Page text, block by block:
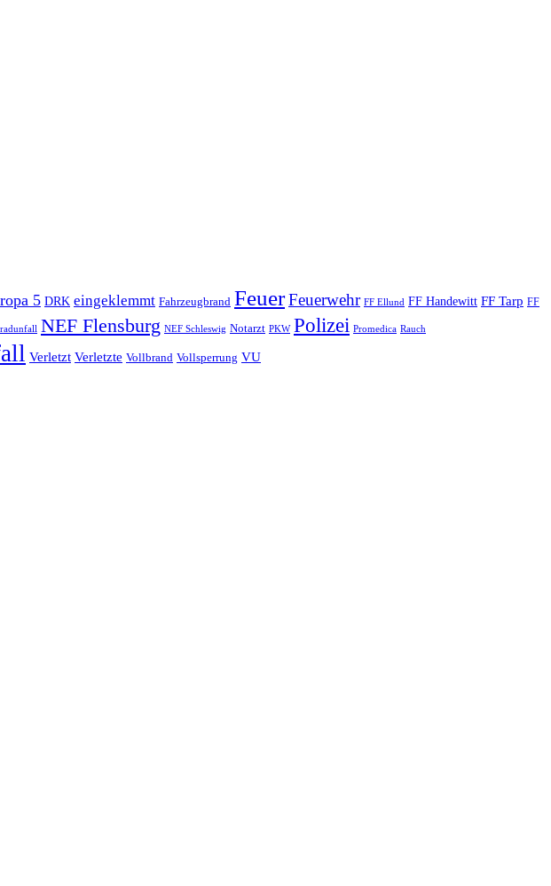
5 DRK eingeklemmt Fahrzeugbrand FeuerFeuerwehr FF Ellund FF Handewitt FF Tarp FF
NEF Flensburg NEF Schleswig Notarzt PKW Polizei Promedica Rauch
Verletzt Verletzte Vollbrand Vollsperrung VU